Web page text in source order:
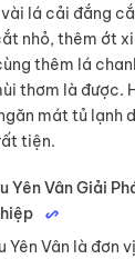
lá cải đắng
nhỏ, thêm ớt
thêm lá
thơm là được.
mát tủ lạnh
tiện.
Yên Vân Giải
Yên Vân là đơn